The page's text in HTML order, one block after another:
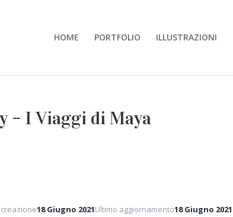
HOME PORTFOLIO ILLUSTRAZIONI
– I Viaggi di Maya
18 Giugno 2021Ultimo aggiornamento18 Giugno 2021